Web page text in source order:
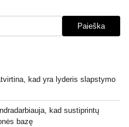
Paieška
kad yra lyderis slapstymo
kad sustiprintų
bazę